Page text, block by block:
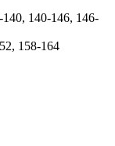
140-146, 146-
158-164